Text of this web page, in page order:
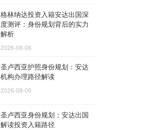
格林纳达投资入籍安达出国深
度测评：身份规划背后的实力
解析
2026-08-06
圣卢西亚护照身份规划：安达
机构办理路径解读
2026-08-06
圣卢西亚身份规划：安达出国
解读投资入籍路径